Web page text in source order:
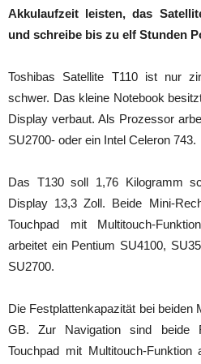
Akkulaufzeit leisten, das
und schreibe bis zu elf Stunden
Toshibas Satellite T110 ist nur
schwer. Das kleine Notebook
Display verbaut. Als Prozessor
SU2700- oder ein Intel Celeron 743.
Das T130 soll 1,76 Kilogramm
Display 13,3 Zoll. Beide Mini-
Touchpad mit Multitouch-
arbeitet ein Pentium SU4100,
SU2700.
Die Festplattenkapazität bei beiden
GB. Zur Navigation sind beide
Touchpad mit Multitouch-Funktion